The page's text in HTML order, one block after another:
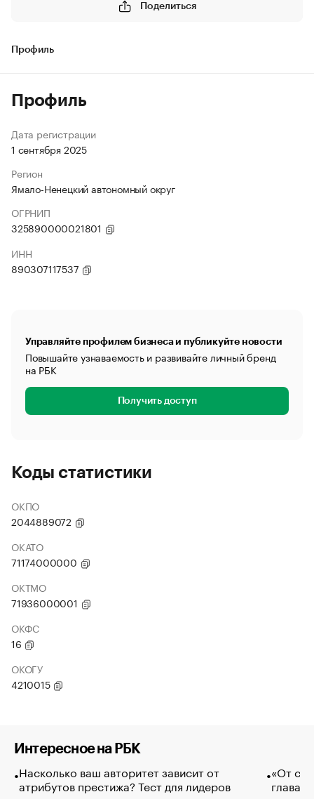
Поделиться
Профиль
Профиль
Дата регистрации
1 сентября 2025
Регион
Ямало-Ненецкий автономный округ
ОГРНИП
325890000021801
ИНН
890307117537
Управляйте профилем бизнеса и публикуйте новости
Повышайте узнаваемость и развивайте личный бренд
на РБК
Получить доступ
Коды статистики
ОКПО
2044889072
ОКАТО
71174000000
ОКТМО
71936000001
ОКФС
16
ОКОГУ
4210015
Интересное на РБК
Насколько ваш авторитет зависит от
атрибутов престижа? Тест для лидеров
«От
глава